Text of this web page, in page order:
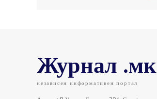
Журнал .мк
независен информативен портал